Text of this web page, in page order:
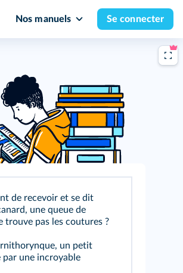
Nos manuels Se connecter
de recevoir et se dit
une queue de
trouve pas les coutures ?
un petit
par une incroyable